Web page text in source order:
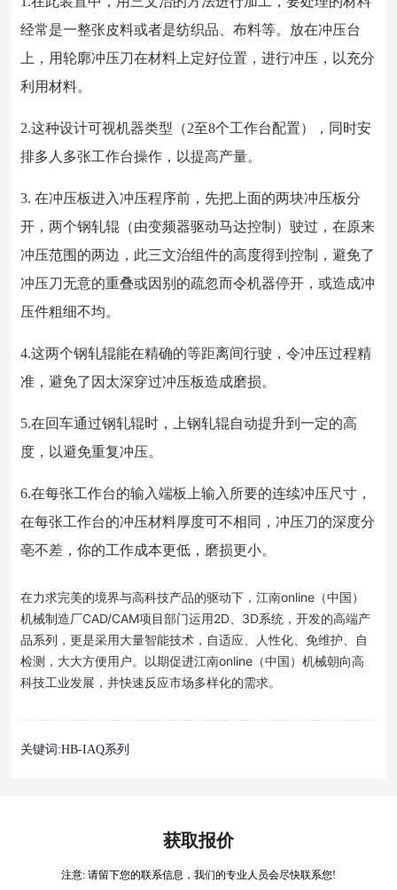
经常是一整张皮料或者是纺织品、布料等。放在冲压台
上，用轮廓冲压刀在材料上定好位置，进行冲压，以充分
利用材料。
2.这种设计可视机器类型（2至8个工作台配置），同时安
排多人多张工作台操作，以提高产量。
3. 在冲压板进入冲压程序前，先把上面的两块冲压板分
开，两个钢轧辊（由变频器驱动马达控制）驶过，在原来
冲压范围的两边，此三文治组件的高度得到控制，避免了
冲压刀无意的重叠或因别的疏忽而令机器停开，或造成冲
压件粗细不均。
4.这两个钢轧辊能在精确的等距离间行驶，令冲压过程精
准，避免了因太深穿过冲压板造成磨损。
5.在回车通过钢轧辊时，上钢轧辊自动提升到一定的高
度，以避免重复冲压。
6.在每张工作台的输入端板上输入所要的连续冲压尺寸，
在每张工作台的冲压材料厚度可不相同，冲压刀的深度分
亳不差，你的工作成本更低，磨损更小。
在力求完美的境界与高科技产品的驱动下，江南online（中国）
机械制造厂CAD/CAM项目部门运用2D、3D系统，开发的高端产
品系列，更是采用大量智能技术，自适应、人性化、免维护、自
检测，大大方便用户。以期促进江南online（中国）机械朝向高
科技工业发展，并快速反应市场多样化的需求。
关键词:HB-IAQ系列
获取报价
注意: 请留下您的联系信息，我们的专业人员会尽快联系您!